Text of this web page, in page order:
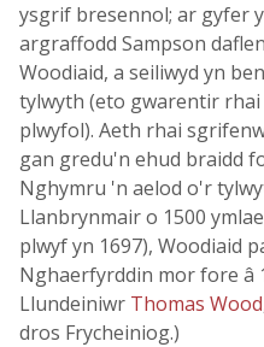
ysgrif bresennol; ar gyfer
argraffodd Sampson
Woodiaid, a seiliwyd yn
tylwyth (eto gwarentir
plwyfol). Aeth rhai
gan gredu'n ehud braidd
Nghymru 'n aelod o'r
Llanbrynmair o 1500
plwyf yn 1697), Woodiaid
Nghaerfyrddin mor fore â
Llundeiniwr Thomas Wood
dros Frycheiniog.)